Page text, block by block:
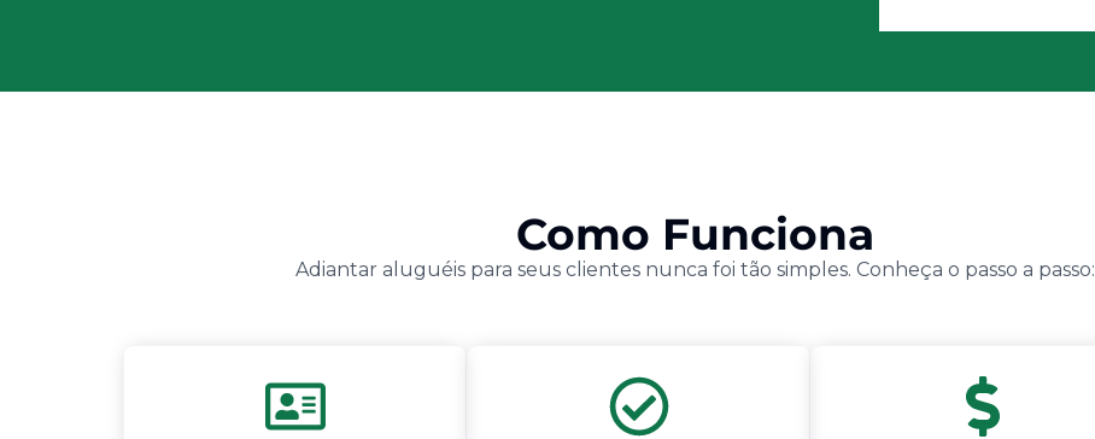
Como Funciona
Adiantar aluguéis para seus clientes nunca foi tão simples. Conheça o passo a passo: